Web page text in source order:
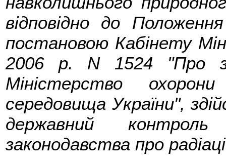
відповідно до
постановою Кабінету
2006 р. N 1524 "Про
Міністерство
середовища України",
державний
законодавства про